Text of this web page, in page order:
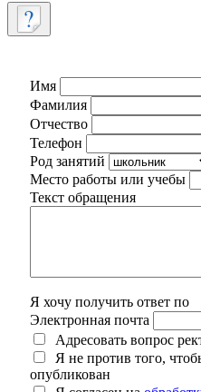
Имя
Фамилия
Отчество
Телефон
Род занятий
Место работы или учебы
Текст обращения
Я хочу получить ответ по
Электронная почта
Адресовать вопрос
Я не против того,
опубликован